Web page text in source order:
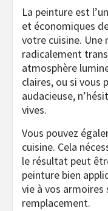
La peinture est
et économiques
votre cuisine. Une
radicalement
atmosphère
claires, ou si vous
audacieuse,
vives.
Vous pouvez
cuisine. Cela
le résultat peut
peinture bien
vie à vos armoires
remplacement.